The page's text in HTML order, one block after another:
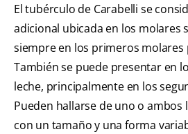
El tubérculo de Carabelli se
adicional ubicada en los molares
siempre en los primeros molares
También se puede presentar en
leche, principalmente en los
Pueden hallarse de uno o ambos
con un tamaño y una forma